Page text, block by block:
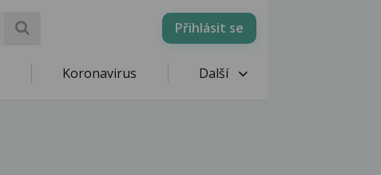
Přihlásit se
Koronavirus Další